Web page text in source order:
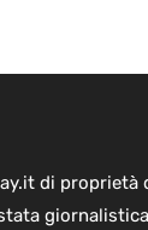
di proprietà